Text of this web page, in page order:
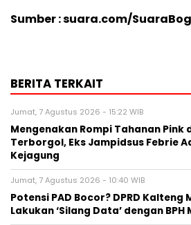
Sumber : suara.com/
BERITA TERKAIT
Jumat, 7 Agustus 2026 - 15:22 WIB
Mengenakan Rompi Tahanan Pink
Terborgol, Eks Jampidsus Febrie
Kejagung
Jumat, 7 Agustus 2026 - 10:40 WIB
Potensi PAD Bocor? DPRD Kalteng
Lakukan ‘Silang Data’ dengan BPH